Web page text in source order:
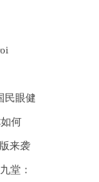
民眼健
何
来袭
堂：